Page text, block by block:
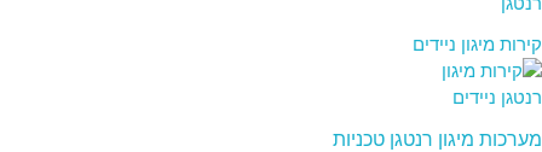
קירות מיגון ניידים
מערכות מיגון רנטגן טכניות